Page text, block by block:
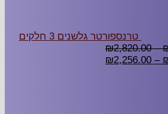
טרנספורטר גלשנים 3 חלקים
–
₪2,820.00
–
₪2,256.00